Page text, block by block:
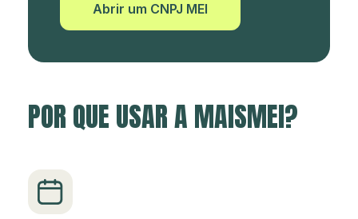
Abrir um CNPJ MEI
POR QUE USAR A MAISMEI?